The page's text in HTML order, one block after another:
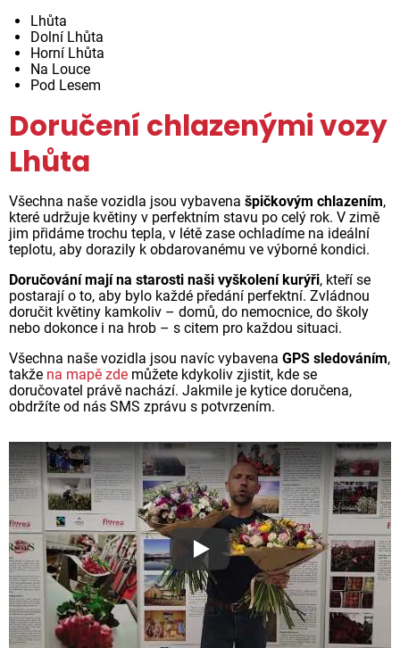
Lhůta
Dolní Lhůta
Horní Lhůta
Na Louce
Pod Lesem
Doručení chlazenými vozy
Lhůta
Všechna naše vozidla jsou vybavena špičkovým chlazením,
které udržuje květiny v perfektním stavu po celý rok. V zimě
jim přidáme trochu tepla, v létě zase ochladíme na ideální
teplotu, aby dorazily k obdarovanému ve výborné kondici.
Doručování mají na starosti naši vyškolení kurýři, kteří se
postarají o to, aby bylo každé předání perfektní. Zvládnou
doručit květiny kamkoliv – domů, do nemocnice, do školy
nebo dokonce i na hrob – s citem pro každou situaci.
Všechna naše vozidla jsou navíc vybavena GPS sledováním,
takže na mapě zde můžete kdykoliv zjistit, kde se
doručovatel právě nachází. Jakmile je kytice doručena,
obdržíte od nás SMS zprávu s potvrzením.
Proč jsou květiny z Florea